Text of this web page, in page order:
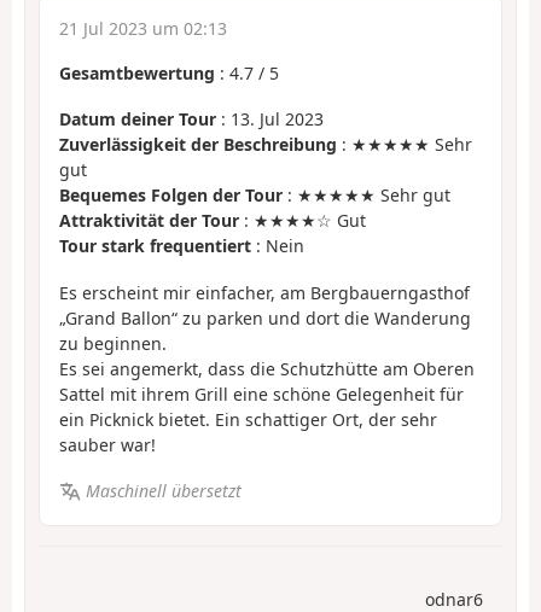
21 Jul 2023 um 02:13
Gesamtbewertung : 4.7 / 5
Datum deiner Tour : 13. Jul 2023
Zuverlässigkeit der Beschreibung : ★★★★★ Sehr
gut
Bequemes Folgen der Tour : ★★★★★ Sehr gut
Attraktivität der Tour : ★★★★☆ Gut
Tour stark frequentiert : Nein
Es erscheint mir einfacher, am Bergbauerngasthof
„Grand Ballon“ zu parken und dort die Wanderung
zu beginnen.
Es sei angemerkt, dass die Schutzhütte am Oberen
Sattel mit ihrem Grill eine schöne Gelegenheit für
ein Picknick bietet. Ein schattiger Ort, der sehr
sauber war!
Maschinell übersetzt
odnar6